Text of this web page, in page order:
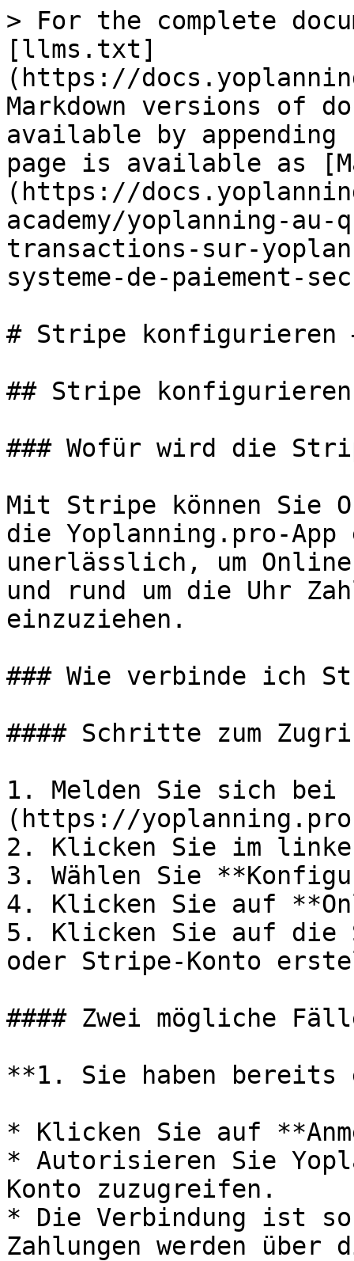
> For the complete
[llms.txt]
(https://
Markdown versions of
available by
page is available as
(https://
academy/yoplanning-
transactions-sur-
systeme-de-paiement-
# Stripe konfigurieren
## Stripe konfigurieren
### Wofür wird die
Mit Stripe können Sie
die Yoplanning.pro-
unerlässlich, um
und rund um die Uhr
einzuziehen.
### Wie verbinde ich
#### Schritte zum
1. Melden Sie sich bei
(https://
2. Klicken Sie im
3. Wählen Sie
4. Klicken Sie auf
5. Klicken Sie auf die
oder Stripe-Konto
#### Zwei mögliche
**1. Sie haben bereits
* Klicken Sie auf
* Autorisieren Sie
Konto zuzugreifen.
* Die Verbindung ist
Zahlungen werden über